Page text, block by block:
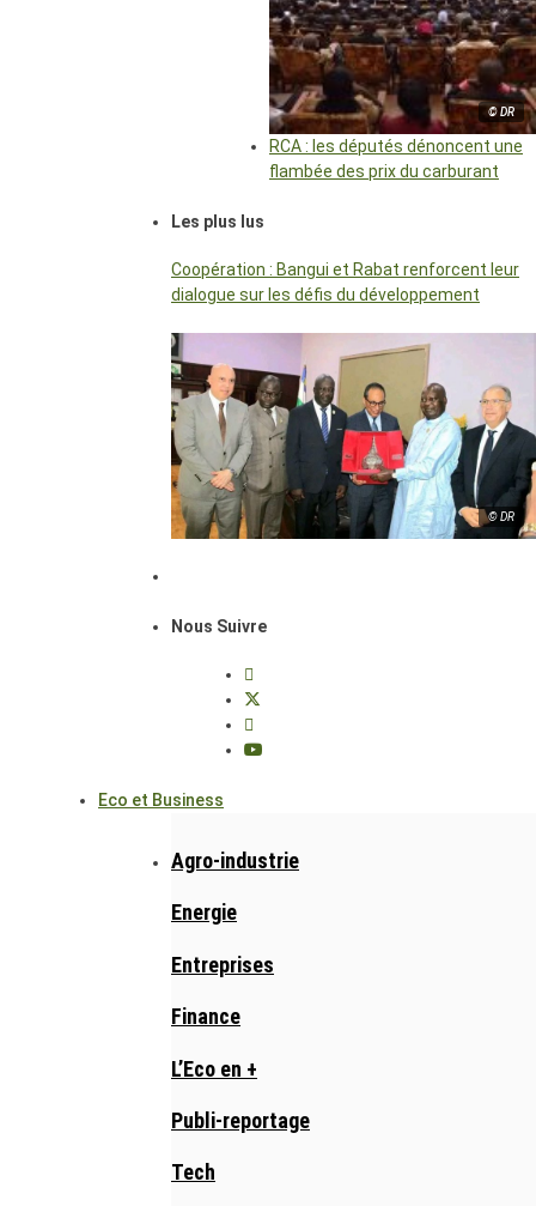
© DR
RCA : les députés dénoncent une
flambée des prix du carburant
Les plus lus
Coopération : Bangui et Rabat renforcent leur
dialogue sur les défis du développement
© DR
Nous Suivre
Eco et Business
Agro-industrie
Energie
Entreprises
Finance
L’Eco en +
Publi-reportage
Tech